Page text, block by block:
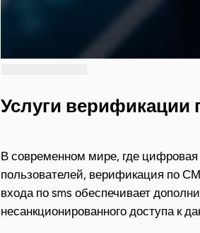
Услуги
В современном мире, где цифровая
пользователей, верификация по
входа по sms обеспечивает
несанкционированного доступа к